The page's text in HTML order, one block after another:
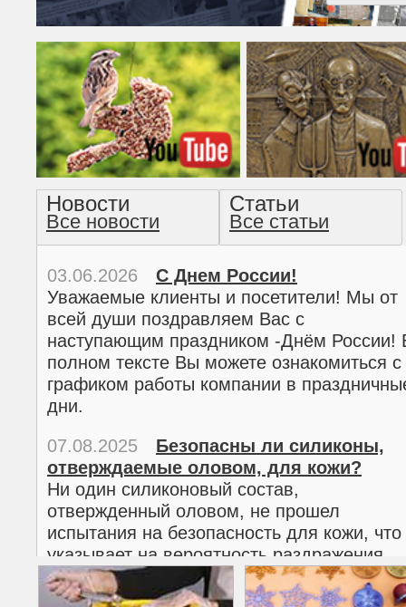
Американская готика -
прочтение методом
Новости
Все новости
Статьи
Все статьи
03.06.2026
С Днем России!
Уважаемые клиенты и посетители! Мы от
всей души поздравляем Вас с
наступающим праздником -Днём России!
полном тексте Вы можете ознакомиться с
графиком работы компании в
дни.
02.03.2026
С 8 марта!
Дорогие женщины!
Поздравляем Вас с наступающим
Международным женским днем 8 марта!
полном тексте можно ознакомиться с
графиком работы компании в
07.08.2025
Безопасны ли силиконы,
отверждаемые оловом, для кожи?
Ни один силиконовый состав,
отвержденный оловом, не прошел
испытания на безопасность для кожи, что
указывает на вероятность раздражения
кожи.